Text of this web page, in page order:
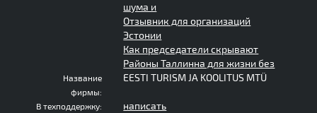
шума и
Отзывник для организаций
Эстонии
Как председатели скрывают
Районы Таллинна для жизни без
Название
фирмы:
EESTI TURISM JA KOOLITUS MTÜ
В техподдержку: написать